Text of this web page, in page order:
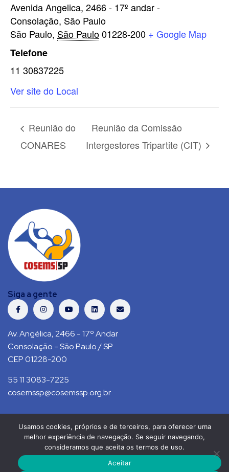
Avenida Angelica, 2466 - 17º andar -
Consolação, São Paulo
São Paulo, São Paulo01228-200 + Google Map
Telefone
11 30837225
Ver site do Local
Reunião do
CONARES
Reunião da Comissão
Intergestores Tripartite (CIT)
Siga a gente
Av. Angélica, 2466 - 17º Andar
Consolação - São Paulo / SP
CEP 01228-200
55 11 3083-7225
cosemssp@cosemssp.org.br
Política de Privacidade Contato
COSEMS/SP © 2021. Todos direitos reservados.
RS Press
Usamos cookies, próprios e de terceiros, para oferecer uma
melhor experiência de navegação. Se seguir navegando,
consideramos que aceita os termos de uso.
Aceitar